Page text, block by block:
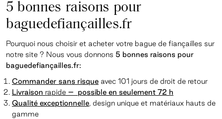
5 bonnes raisons pour
baguedefiançailles.fr
Pourquoi nous choisir et acheter votre bague de fiançailles sur
notre site ? Nous vous donnons 5 bonnes raisons pour
baguedefiançailles.fr:
Commander sans risque avec 101 jours de droit de retour
Livraison rapide – possible en seulement 72 h
Qualité exceptionnelle, design unique et matériaux hauts de
gamme